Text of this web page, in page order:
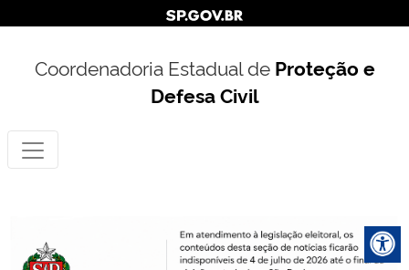
Coordenadoria Estadual de Proteção e
Defesa Civil